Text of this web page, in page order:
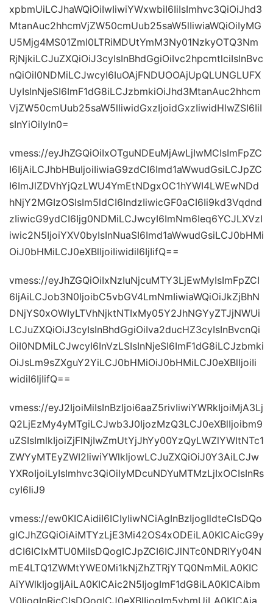
xpbmUiLCJhaWQiOiIwIiwiYWxwbiI6IiIsImhvc3QiOiJhd3
MtanAuc2hhcmVjZW50cmUub25saW5lIiwiaWQiOiIyMG
U5Mjg4MS01ZmI0LTRiMDUtYmM3Ny01NzkyOTQ3Nm
RjNjkiLCJuZXQiOiJ3cyIsInBhdGgiOiIvc2hpcmtlciIsInBvc
nQiOiI0NDMiLCJwcyI6IuOAjFNDUOOAjUpQLUNGLUFX
UyIsInNjeSI6ImF1dG8iLCJzbmkiOiJhd3MtanAuc2hhcm
VjZW50cmUub25saW5lIiwidGxzIjoidGxzIiwidHlwZSI6IiI
sInYiOiIyIn0=
vmess://eyJhZGQiOiIxOTguNDEuMjAwLjIwMCIsImFpZC
I6IjAiLCJhbHBuIjoiIiwiaG9zdCI6Imd1aWwudGsiLCJpZC
I6ImJlZDVhYjQzLWU4YmEtNDgxOC1hYWI4LWEwNDd
hNjY2MGIzOSIsIm5ldCI6IndzIiwicGF0aCI6Ii9kd3Vqdnd
zIiwicG9ydCI6Ijg0NDMiLCJwcyI6ImNm6Ieq6YCJLXVzI
iwic2N5IjoiYXV0byIsInNuaSI6Imd1aWwudGsiLCJ0bHMi
OiJ0bHMiLCJ0eXBlIjoiIiwidiI6IjIifQ==
vmess://eyJhZGQiOiIxNzIuNjcuMTY3LjEwMyIsImFpZCI
6IjAiLCJob3N0IjoibC5vbGV4LmNmIiwiaWQiOiJkZjBhN
DNjYS0xOWIyLTVhNjktNTIxMy05Y2JhNGYyZTJjNWUi
LCJuZXQiOiJ3cyIsInBhdGgiOiIva2ducHZ3cyIsInBvcnQi
OiI0NDMiLCJwcyI6InVzLSIsInNjeSI6ImF1dG8iLCJzbmki
OiJsLm9sZXguY2YiLCJ0bHMiOiJ0bHMiLCJ0eXBlIjoiIi
widiI6IjIifQ==
vmess://eyJ2IjoiMiIsInBzIjoi6aaZ5rivIiwiYWRkIjoiMjA3Lj
Q2LjEzMy4yMTgiLCJwb3J0IjozMzQ3LCJ0eXBlIjoibm9
uZSIsImlkIjoiZjFlNjIwZmUtYjJhYy00YzQyLWZlYWItNTc1
ZWYyMTEyZWI2IiwiYWlkIjowLCJuZXQiOiJ0Y3AiLCJw
YXRoIjoiLyIsImhvc3QiOiIyMDcuNDYuMTMzLjIxOCIsInRs
cyI6IiJ9
vmess://ew0KICAidiI6ICIyIiwNCiAgInBzIjogIldteCIsDQo
gICJhZGQiOiAiMTYzLjE3Mi42OS4xODEiLA0KICAicG9y
dCI6ICIxMTU0MiIsDQogICJpZCI6ICJlNTc0NDRlYy04N
mE4LTQ1ZWMtYWE0Mi1kNjZhZTRjYTQ0NmMiLA0KIC
AiYWlkIjogIjAiLA0KICAic2N5IjogImF1dG8iLA0KICAibm